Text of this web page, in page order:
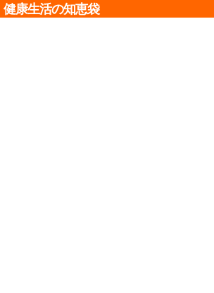
健康生活の知恵袋